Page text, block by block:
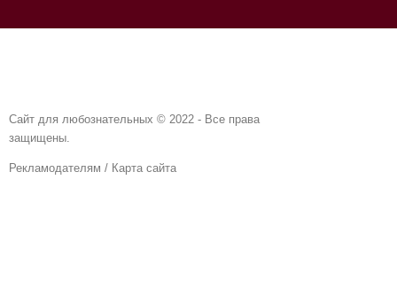
Сайт для любознательных © 2022 - Все права
защищены.
Рекламодателям / Карта сайта